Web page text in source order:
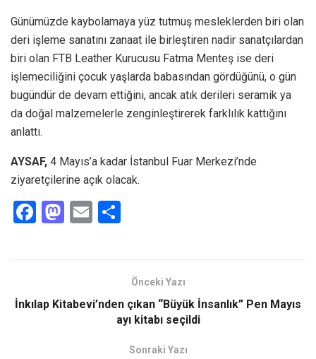
Günümüzde kaybolamaya yüz tutmuş mesleklerden biri olan
deri işleme sanatını zanaat ile birleştiren nadir sanatçılardan
biri olan FTB Leather Kurucusu Fatma Menteş ise deri
işlemeciliğini çocuk yaşlarda babasından gördüğünü, o gün
bugündür de devam ettiğini, ancak atık derileri seramik ya
da doğal malzemelerle zenginleştirerek farklılık kattığını
anlattı.
AYSAF, 4 Mayıs’a kadar İstanbul Fuar Merkezi’nde
ziyaretçilerine açık olacak.
F
o
M
d
E
Önceki Yazı
İnkılap Kitabevi’nden çıkan “Büyük İnsanlık” Pen Mayıs
ayı kitabı seçildi
Sonraki Yazı